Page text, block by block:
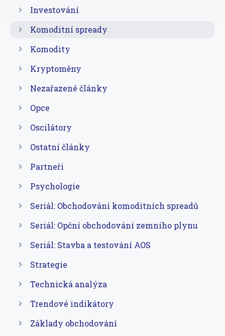
Investování
Komoditní spready
Komodity
Kryptoměny
Nezařazené články
Opce
Oscilátory
Ostatní články
Partneři
Psychologie
Seriál: Obchodování komoditních spreadů
Seriál: Opční obchodování zemního plynu
Seriál: Stavba a testování AOS
Strategie
Technická analýza
Trendové indikátory
Základy obchodování